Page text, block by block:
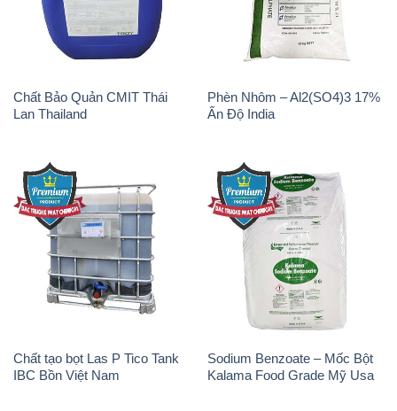
Chất Bảo Quản CMIT Thái
Lan Thailand
Phèn Nhôm – Al2(SO4)3 17%
Ấn Độ India
Chất tạo bọt Las P Tico Tank
IBC Bồn Việt Nam
Sodium Benzoate – Mốc Bột
Kalama Food Grade Mỹ Usa